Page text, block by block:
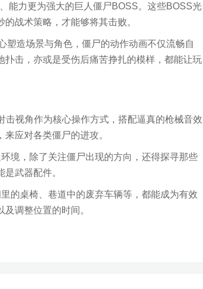
能力更为强大的巨人僵尸BOSS。这些BOSS光
战术策略，才能够将其击败。
造场景与角色，僵尸的动作动画不仅流畅自
击，亦或是受伤后痛苦挣扎的模样，都能让玩
视角作为核心操作方式，搭配逼真的枪械音效
应对各类僵尸的进攻。
境，除了关注僵尸出现的方向，还得探寻那些
武器配件。
的桌椅、巷道中的废弃车辆等，都能成为有效
调整位置的时间。